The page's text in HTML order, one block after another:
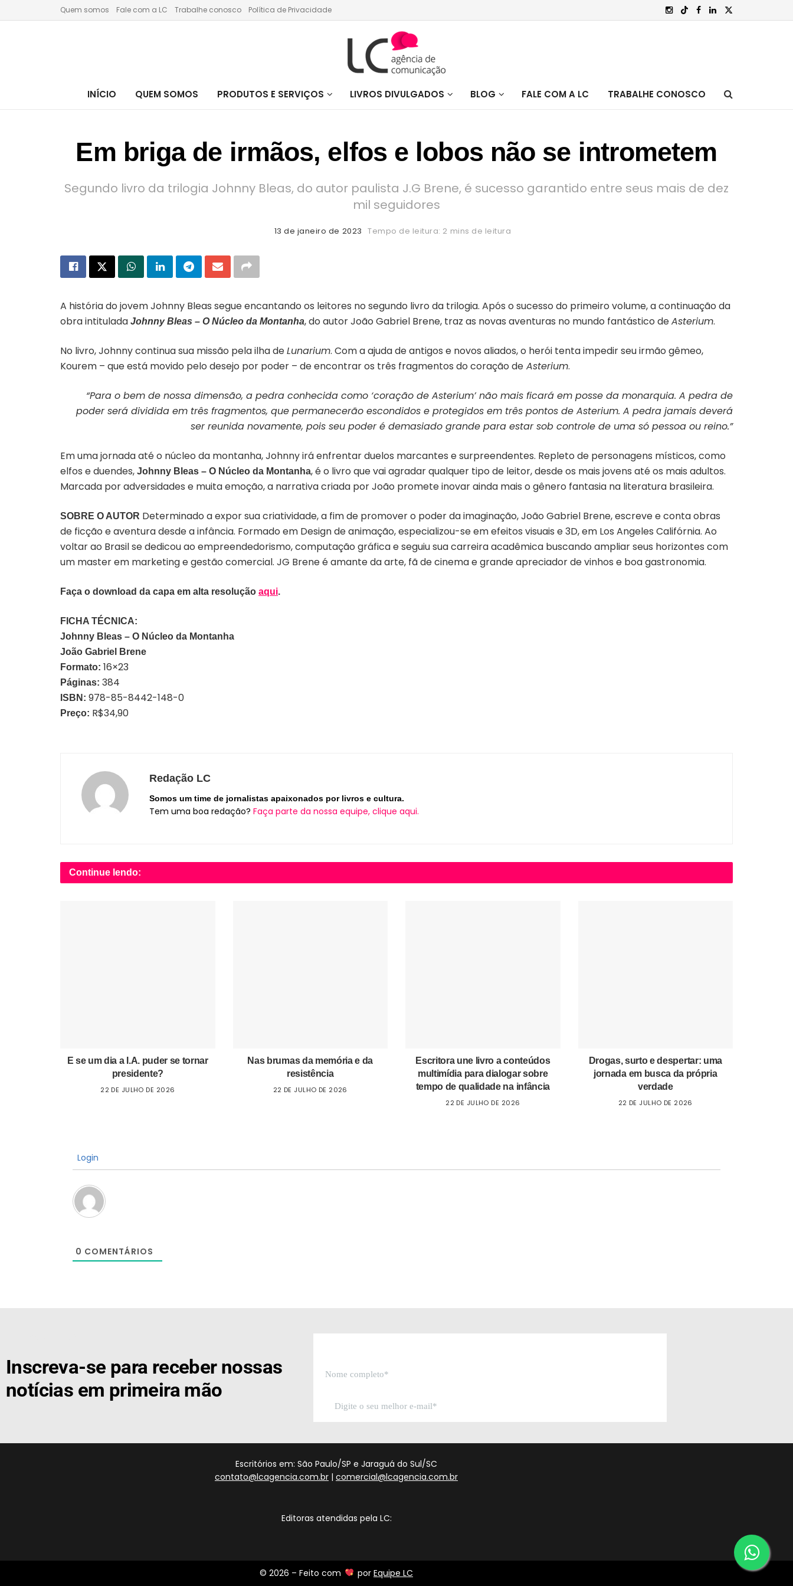
Quem somos Fale com a LC Trabalhe conosco Política de Privacidade
INÍCIO QUEM SOMOS PRODUTOS E SERVIÇOS LIVROS DIVULGADOS BLOG FALE COM A LC TRABALHE CONOSCO
Em briga de irmãos, elfos e lobos não se intrometem
Segundo livro da trilogia Johnny Bleas, do autor paulista J.G Brene, é sucesso garantido entre seus mais de dez
mil seguidores
13 de janeiro de 2023 Tempo de leitura: 2 mins de leitura
A história do jovem Johnny Bleas segue encantando os leitores no segundo livro da trilogia. Após o sucesso do primeiro volume, a continuação da
obra intitulada Johnny Bleas – O Núcleo da Montanha, do autor João Gabriel Brene, traz as novas aventuras no mundo fantástico deAsterium.
No livro, Johnny continua sua missão pela ilha deLunarium. Com a ajuda de antigos e novos aliados, o herói tenta impedir seu irmão gêmeo,
Kourem – que está movido pelo desejo por poder – de encontrar os três fragmentos do coração de Asterium.
“Para o bem de nossa dimensão, a pedra conhecida como ‘coração de Asterium’ não mais ficará em posse da monarquia. A pedra de
poder será dividida em três fragmentos, que permanecerão escondidos e protegidos em três pontos de Asterium. A pedra jamais deverá
ser reunida novamente, pois seu poder é demasiado grande para estar sob controle de uma só pessoa ou reino.”
Em uma jornada até o núcleo da montanha, Johnny irá enfrentar duelos marcantes e surpreendentes. Repleto de personagens místicos, como
elfos e duendes, Johnny Bleas – O Núcleo da Montanha, é o livro que vai agradar qualquer tipo de leitor, desde os mais jovens até os mais adultos.
Marcada por adversidades e muita emoção, a narrativa criada por João promete inovar ainda mais o gênero fantasia na literatura brasileira.
SOBRE O AUTOR Determinado a expor sua criatividade, a fim de promover o poder da imaginação, João Gabriel Brene, escreve e conta obras
de ficção e aventura desde a infância. Formado em Design de animação, especializou-se em efeitos visuais e 3D, em Los Angeles Califórnia. Ao
voltar ao Brasil se dedicou ao empreendedorismo, computação gráfica e seguiu sua carreira acadêmica buscando ampliar seus horizontes com
um master em marketing e gestão comercial. JG Brene é amante da arte, fã de cinema e grande apreciador de vinhos e boa gastronomia.
Faça o download da capa em alta resolução aqui.
FICHA TÉCNICA:
Johnny Bleas – O Núcleo da Montanha
João Gabriel Brene
Formato: 16×23
Páginas: 384
ISBN: 978-85-8442-148-0
Preço: R$34,90
Redação LC
Somos um time de jornalistas apaixonados por livros e cultura.
Tem uma boa redação? Faça parte da nossa equipe, clique aqui.
Continue lendo:
E se um dia a I.A. puder se tornar
presidente?
22 DE JULHO DE 2026
Nas brumas da memória e da
resistência
22 DE JULHO DE 2026
Escritora une livro a conteúdos
multimídia para dialogar sobre
tempo de qualidade na infância
22 DE JULHO DE 2026
Drogas, surto e despertar: uma
jornada em busca da própria
verdade
22 DE JULHO DE 2026
Login
0 COMENTÁRIOS
Inscreva-se para receber nossas
notícias em primeira mão
Escritórios em: São Paulo/SP e Jaraguá do Sul/SC
contato@lcagencia.com.br | comercial@lcagencia.com.br
Editoras atendidas pela LC:
© 2026 – Feito com por Equipe LC